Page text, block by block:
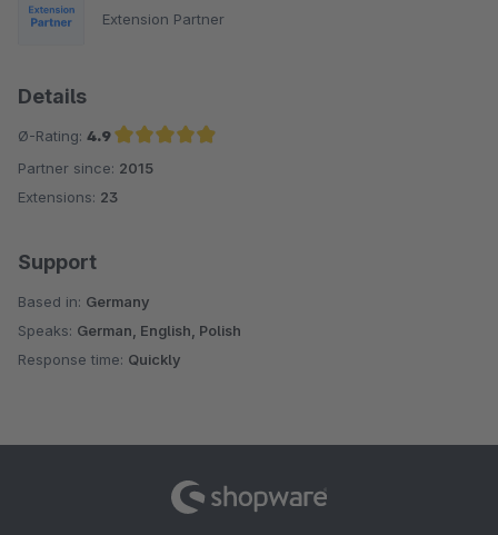
Extension Partner
Details
Ø-Rating: 4.9
Average rating of 4.9 out of 5 stars
Partner since: 2015
Extensions: 23
Support
Based in: Germany
Speaks: German, English, Polish
Response time: Quickly